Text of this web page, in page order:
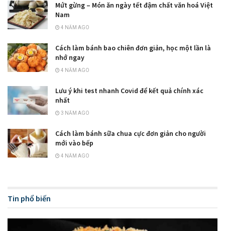
Mứt gừng – Món ăn ngày tết đậm chất văn hoá Việt
Nam
4 NĂM AGO
Cách làm bánh bao chiên đơn giản, học một lần là
nhớ ngay
4 NĂM AGO
Lưu ý khi test nhanh Covid để kết quả chính xác
nhất
3 NĂM AGO
Cách làm bánh sữa chua cực đơn giản cho người
mới vào bếp
4 NĂM AGO
Tin phổ biến